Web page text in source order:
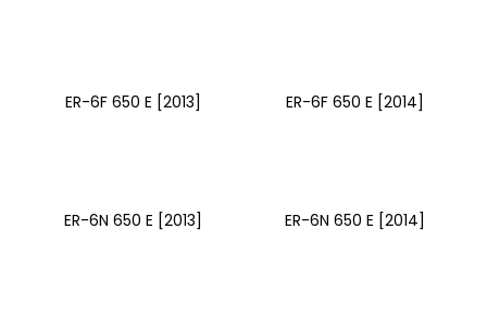
ER-6F 650 E [2013] ER-6F 650 E [2014]
ER-6N 650 E [2013] ER-6N 650 E [2014]